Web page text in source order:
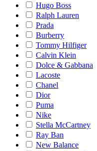
Hugo Boss
Ralph Lauren
Prada
Burberry
Tommy Hilfiger
Calvin Klein
Dolce & Gabbana
Lacoste
Chanel
Dior
Puma
Nike
Stella McCartney
Ray Ban
New Balance